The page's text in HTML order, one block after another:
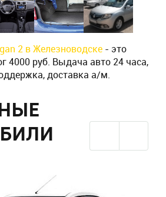
2 в Железноводске - это
4000 руб. Выдача авто 24 часа,
доставка а/м.